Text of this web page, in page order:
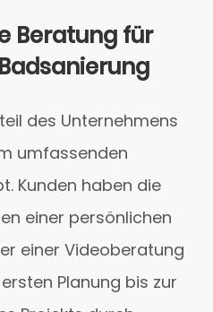
Beratung für
des Unternehmens
umfassenden
Kunden haben die
einer persönlichen
einer Videoberatung
Planung bis zur